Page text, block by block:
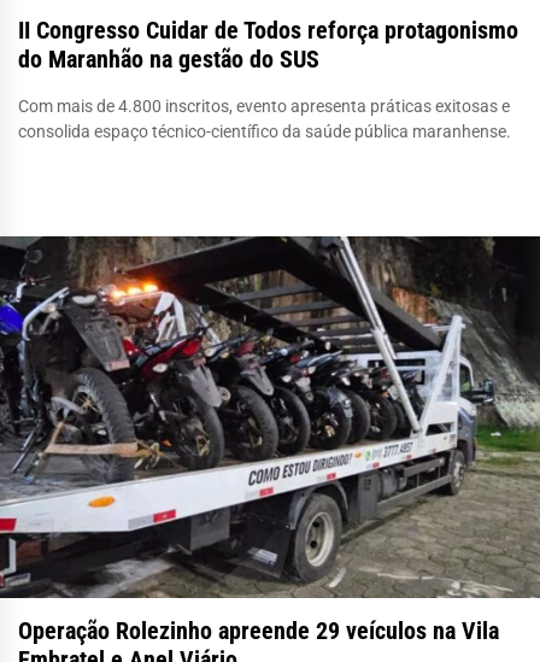
II Congresso Cuidar de Todos reforça protagonismo
do Maranhão na gestão do SUS
Com mais de 4.800 inscritos, evento apresenta práticas exitosas e
consolida espaço técnico-científico da saúde pública maranhense.
Operação Rolezinho apreende 29 veículos na Vila